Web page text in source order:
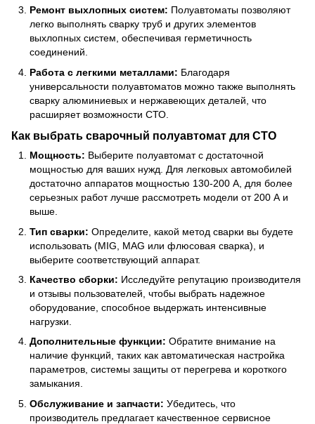
Ремонт выхлопных систем: Полуавтоматы позволяют
легко выполнять сварку труб и других элементов
выхлопных систем, обеспечивая герметичность
соединений.
Работа с легкими металлами: Благодаря
универсальности полуавтоматов можно также выполнять
сварку алюминиевых и нержавеющих деталей, что
расширяет возможности СТО.
Как выбрать сварочный полуавтомат для СТО
Мощность: Выберите полуавтомат с достаточной
мощностью для ваших нужд. Для легковых автомобилей
достаточно аппаратов мощностью 130-200 А, для более
серьезных работ лучше рассмотреть модели от 200 А и
выше.
Тип сварки: Определите, какой метод сварки вы будете
использовать (MIG, MAG или флюсовая сварка), и
выберите соответствующий аппарат.
Качество сборки: Исследуйте репутацию производителя
и отзывы пользователей, чтобы выбрать надежное
оборудование, способное выдержать интенсивные
нагрузки.
Дополнительные функции: Обратите внимание на
наличие функций, таких как автоматическая настройка
параметров, системы защиты от перегрева и короткого
замыкания.
Обслуживание и запчасти: Убедитесь, что
производитель предлагает качественное сервисное